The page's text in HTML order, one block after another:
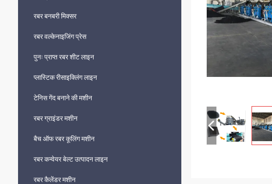
रबर बनबरी मिक्सर
रबर वल्केनाइजिंग प्रेस
पुनः प्राप्त रबर शीट लाइन
प्लास्टिक रीसाइक्लिंग लाइन
टेनिस गेंद बनाने की मशीन
रबर ग्राइंडर मशीन
बैच ऑफ रबर कूलिंग मशीन
रबर कन्वेयर बेल्ट उत्पादन लाइन
रबर कैलेंडर मशीन